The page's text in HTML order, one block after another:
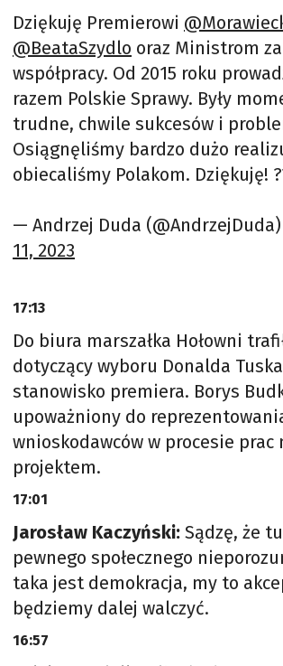
Dziękuję Premierowi
@BeataSzydlo oraz Ministrom
współpracy. Od 2015 roku
razem Polskie Sprawy. Były
trudne, chwile sukcesów i
Osiągnęliśmy bardzo dużo
obiecaliśmy Polakom. Dziękuję!
— Andrzej Duda (@AndrzejDuda)
11, 2023
17:13
Do biura marszałka Hołowni
dotyczący wyboru Donalda
stanowisko premiera. Borys
upoważniony do
wnioskodawców w procesie prac
projektem.
17:01
Jarosław Kaczyński: Sądzę, że
pewnego społecznego
taka jest demokracja, my to
będziemy dalej walczyć.
16:57